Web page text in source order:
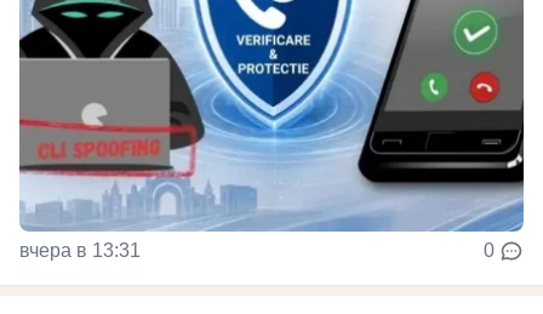
вчера в 13:31 0